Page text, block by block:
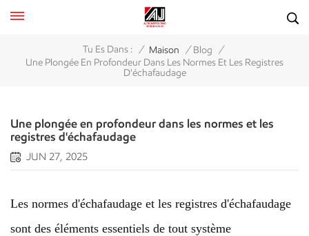
Tu Es Dans : / Maison / Blog /
Une Plongée En Profondeur Dans Les Normes Et Les Registres
D'échafaudage
Une plongée en profondeur dans les normes et les
registres d'échafaudage
JUN 27, 2025
Les normes d'échafaudage et les registres d'échafaudage
sont des éléments essentiels de tout système